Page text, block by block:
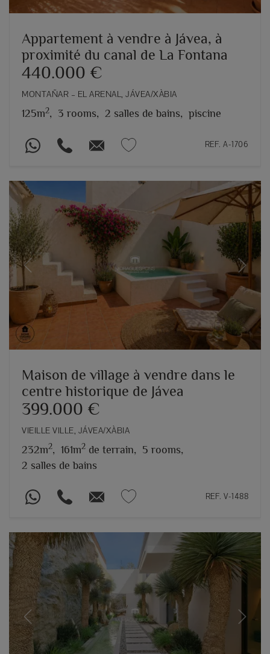
Appartement à vendre à Jávea, à
proximité du canal de La Fontana
440.000 €
MONTAÑAR – EL ARENAL, JÁVEA/XÀBIA
125m2, 3 rooms, 2 salles de bains, piscine
REF. A-1706
Previous Next
Maison de village à vendre dans le
centre historique de Jávea
399.000 €
VIEILLE VILLE, JÁVEA/XÀBIA
232m2, 161m2 de terrain, 5 rooms,
2 salles de bains
REF. V-1488
Previous Next